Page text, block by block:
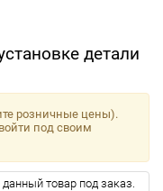
детали
розничные цены).
под своим
товар под заказ.